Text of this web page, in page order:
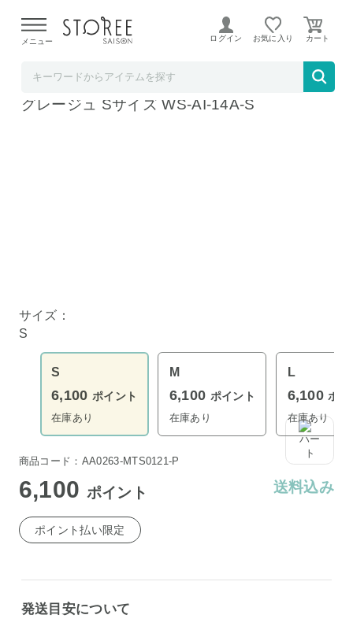
よる配送遅延が発生しております。
メニュー ログイン お気に入り
MTG NEWPEACE Recovery Pajamas Set
グレージュ Sサイズ WS-AI-14A-S
サイズ：
S
S
6,100 ポイント
在庫あり
M
6,100 ポイント
在庫あり
L
6,100 ポ
在庫あり
商品コード：AA0263-MTS0121-P
6,100 ポイント 送料込み
ポイント払い限定
発送目安について